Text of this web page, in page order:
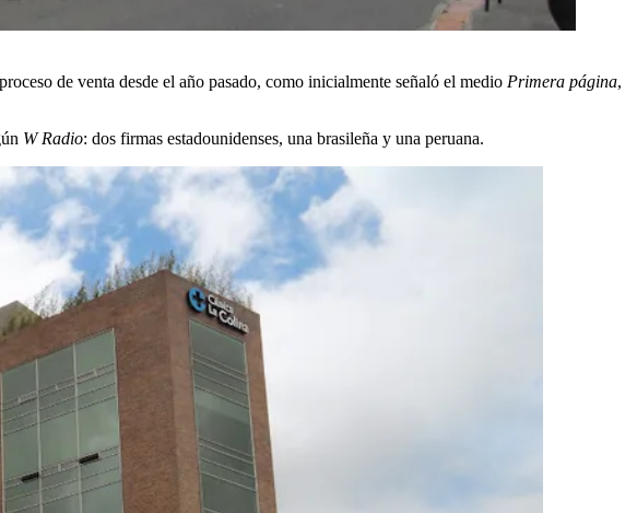
de venta desde el año pasado, como inicialmente señaló el medio Primera página,
W Radio: dos firmas estadounidenses, una brasileña y una peruana.